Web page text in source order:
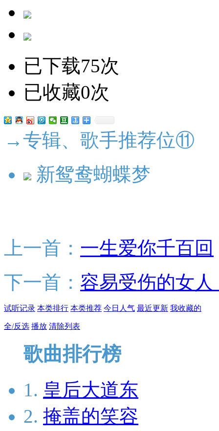
已下载75次
已收藏0次
→专辑、歌手推荐位⑪
新鸳鸯蝴蝶梦
上一首： 一生爱你千百回
下一首： 容易受伤的女
试听记录 本类排行 本类推荐 今日人气 最近更新 我收藏的
全/反选 播放 清除列表
歌曲排行榜
1. 皇后大道东
2. 掩盖的笑容